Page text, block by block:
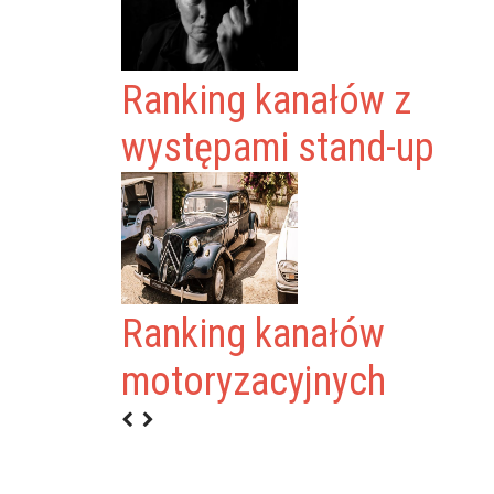
Ranking kanałów z
występami stand-up
Ranking kanałów
motoryzacyjnych